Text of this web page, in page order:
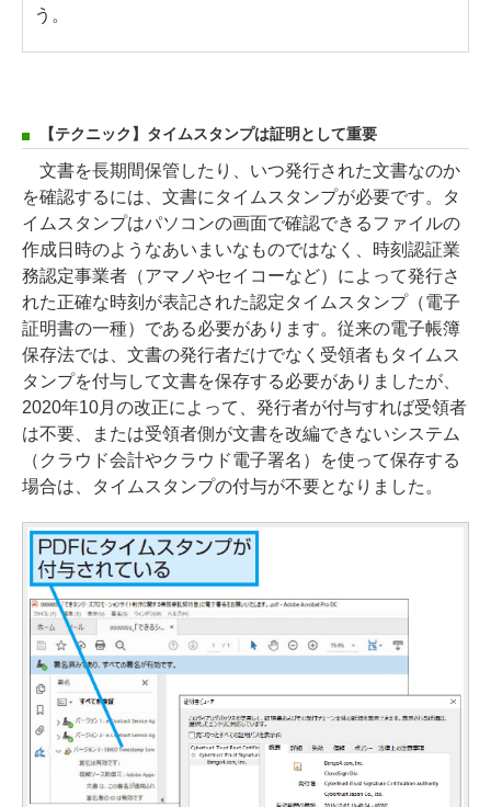
う。
【テクニック】タイムスタンプは証明として重要
文書を長期間保管したり、いつ発行された文書なのか
を確認するには、文書にタイムスタンプが必要です。タ
イムスタンプはパソコンの画面で確認できるファイルの
作成日時のようなあいまいなものではなく、時刻認証業
務認定事業者（アマノやセイコーなど）によって発行さ
れた正確な時刻が表記された認定タイムスタンプ（電子
証明書の一種）である必要があります。従来の電子帳簿
保存法では、文書の発行者だけでなく受領者もタイムス
タンプを付与して文書を保存する必要がありましたが、
2020年10月の改正によって、発行者が付与すれば受領者
は不要、または受領者側が文書を改編できないシステム
（クラウド会計やクラウド電子署名）を使って保存する
場合は、タイムスタンプの付与が不要となりました。